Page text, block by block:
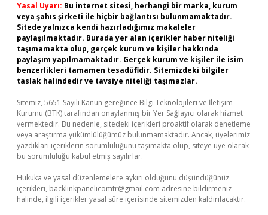
Yasal Uyarı: Bu internet sitesi, herhangi bir marka, kurum
veya şahıs şirketi ile hiçbir bağlantısı bulunmamaktadır.
Sitede yalnızca kendi hazırladığımız makaleler
paylaşılmaktadır. Burada yer alan içerikler haber niteliği
taşımamakta olup, gerçek kurum ve kişiler hakkında
paylaşım yapılmamaktadır. Gerçek kurum ve kişiler ile isim
benzerlikleri tamamen tesadüfidir. Sitemizdeki bilgiler
taslak halindedir ve tavsiye niteliği taşımazlar.
Sitemiz, 5651 Sayılı Kanun gereğince Bilgi Teknolojileri ve İletişim
Kurumu (BTK) tarafından onaylanmış bir Yer Sağlayıcı olarak hizmet
vermektedir. Bu nedenle, sitedeki içerikleri proaktif olarak denetleme
veya araştırma yükümlülüğümüz bulunmamaktadır. Ancak, üyelerimiz
yazdıkları içeriklerin sorumluluğunu taşımakta olup, siteye üye olarak
bu sorumluluğu kabul etmiş sayılırlar.
Hukuka ve yasal düzenlemelere aykırı olduğunu düşündüğünüz
içerikleri, backlinkpanelicomtr@gmail.com adresine bildirmeniz
halinde, ilgili içerikler yasal süre içerisinde sitemizden kaldırılacaktır.